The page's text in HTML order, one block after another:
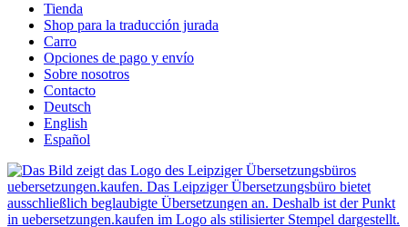
Tienda
Shop para la traducción jurada
Carro
Opciones de pago y envío
Sobre nosotros
Contacto
Deutsch
English
Español